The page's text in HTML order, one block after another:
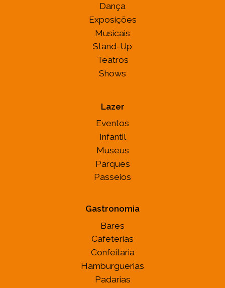
Dança
Exposições
Musicais
Stand-Up
Teatros
Shows
Lazer
Eventos
Infantil
Museus
Parques
Passeios
Gastronomia
Bares
Cafeterias
Confeitaria
Hamburguerias
Padarias